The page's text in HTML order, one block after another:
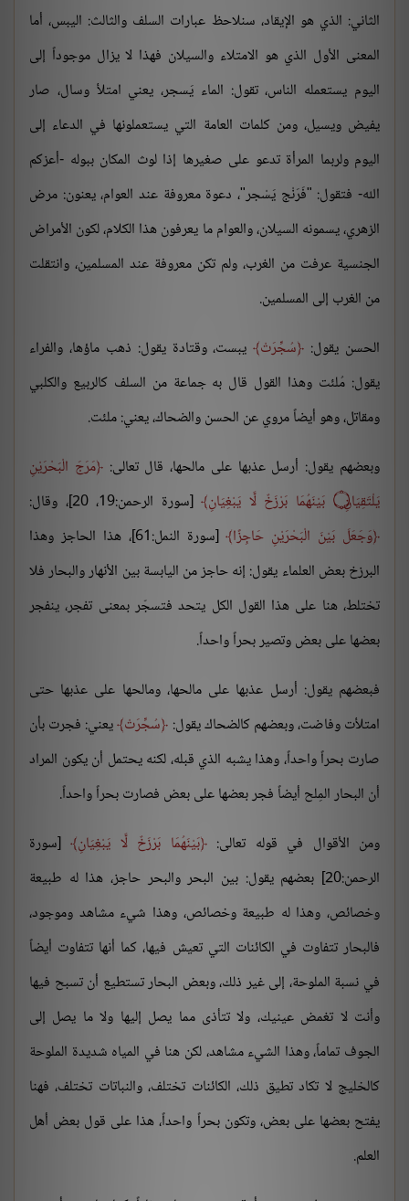
الثاني: الذي هو الإيقاد، سنلاحظ عبارات السلف والثالث: اليبس، أما
المعنى الأول الذي هو الامتلاء والسيلان فهذا لا يزال موجوداً إلى
اليوم يستعمله الناس، تقول: الماء يَسجر، يعني امتلأ وسال، صار
يفيض ويسيل، ومن كلمات العامة التي يستعملونها في الدعاء إلى
اليوم ولربما المرأة تدعو على صغيرها إذا لوث المكان ببوله -أعزكم
الله- فتقول: "فَرَنْج يَسْجر"، دعوة معروفة عند العوام، يعنون: مرض
الزهري، يسمونه السيلان، والعوام ما يعرفون هذا الكلام، لكون الأمراض
الجنسية عرفت من الغرب، ولم تكن معروفة عند المسلمين، وانتقلت
من الغرب إلى المسلمين.
الحسن يقول:
سُجِّرَتْ يبست، وقتادة يقول: ذهب ماؤها، والفراء
يقول: مُلئت وهذا القول قال به جماعة من السلف كالربيع والكلبي
ومقاتل، وهو أيضاً مروي عن الحسن والضحاك، يعني: ملئت.
وبعضهم يقول: أرسل عذبها على مالحها، قال تعالى: مَرَجَ الْبَحْرَيْنِ
يَلْتَقِيَانِ۝ بَيْنَهُمَا بَرْزَخٌ لَّا يَبْغِيَانِ [سورة الرحمن:19، 20]، وقال:
وَجَعَلَ بَيْنَ الْبَحْرَيْنِ حَاجِزًا
[سورة النمل:61]، هذا الحاجز وهذا
البرزخ بعض العلماء يقول: إنه حاجز من اليابسة بين الأنهار والبحار فلا
تختلط، هنا على هذا القول الكل يتحد فتسجّر بمعنى تفجر، ينفجر
بعضها على بعض وتصير بحراً واحداً.
فبعضهم يقول: أرسل عذبها على مالحها، ومالحها على عذبها حتى
امتلأت وفاضت، وبعضهم كالضحاك يقول: سُجِّرَتْ يعني: فجرت بأن
صارت بحراً واحداً، وهذا يشبه الذي قبله، لكنه يحتمل أن يكون المراد
أن البحار المِلح أيضاً فجر بعضها على بعض فصارت بحراً واحداً.
ومن الأقوال في قوله تعالى: بَيْنَهُمَا بَرْزَخٌ لَّا يَبْغِيَانِ [سورة
الرحمن:20] بعضهم يقول: بين البحر والبحر حاجز، هذا له طبيعة
وخصائص، وهذا له طبيعة وخصائص، وهذا شيء مشاهد وموجود،
فالبحار تتفاوت في الكائنات التي تعيش فيها، كما أنها تتفاوت أيضاً
في نسبة الملوحة، إلى غير ذلك، وبعض البحار تستطيع أن تسبح فيها
وأنت لا تغمض عينيك، ولا تتأذى مما يصل إليها ولا ما يصل إلى
الجوف تماماً، وهذا الشيء مشاهد، لكن هنا في المياه شديدة الملوحة
كالخليج لا تكاد تطيق ذلك، الكائنات تختلف، والنباتات تختلف، فهنا
يفتح بعضها على بعض، وتكون بحراً واحداً، هذا على قول بعض أهل
العلم.